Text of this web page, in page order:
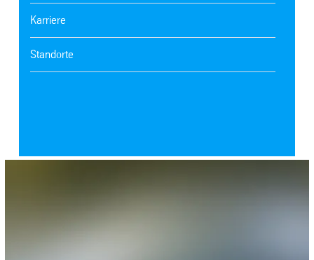
Karriere
Standorte